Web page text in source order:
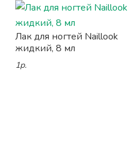
Лак для ногтей Naillook
жидкий, 8 мл
1р.